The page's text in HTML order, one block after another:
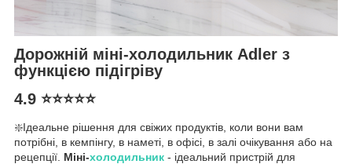
Дорожній міні-холодильник Adler з
функцією підігріву
4.9 ⭐⭐⭐⭐⭐
❇️Ідеальне рішення для свіжих продуктів, коли вони вам
потрібні, в кемпінгу, в наметі, в офісі, в залі очікування або на
рецепції. Міні-холодильник - ідеальний пристрій для